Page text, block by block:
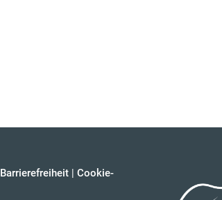
Barrierefreiheit | Cookie-